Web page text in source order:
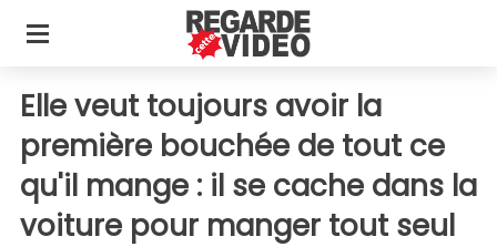
Elle veut toujours avoir la
première bouchée de tout ce
qu'il mange : il se cache dans la
voiture pour manger tout seul